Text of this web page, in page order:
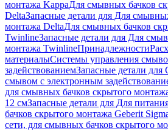
монтажа KappaДля смывных бачков
DeltaЗапасные детали для Для
монтажа DeltaДля смывных бачков
TwinlineЗапасные детали для Для
монтажа TwinlineПринадлежности
материалыСистемы управления
задействованиемЗапасные детали
смывом с электронным
для смывных бачков скрытого
12 смЗапасные детали для Для
бачков скрытого монтажа Geberit
сети, для смывных бачков скрытого